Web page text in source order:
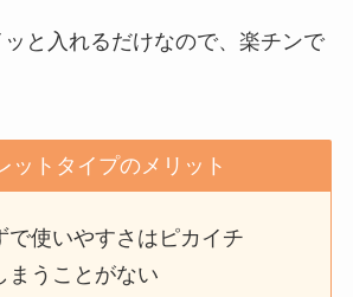
と入れるだけなので、楽チンで
ットタイプのメリット
で使いやすさはピカイチ
まうことがない